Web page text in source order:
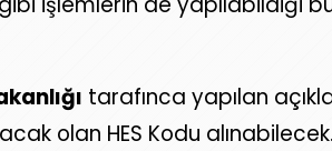
tarafınca yapılan
olan HES Kodu